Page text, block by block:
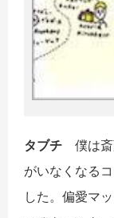
タブチ 僕は斎
がいなくなる
した。偏愛マ